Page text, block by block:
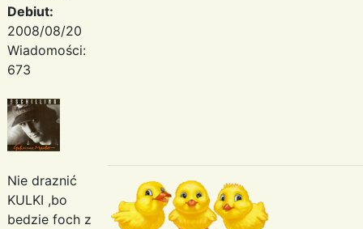
Debiut:
2008/08/20
Wiadomości:
673
Nie draznić
KULKI ,bo
bedzie foch z